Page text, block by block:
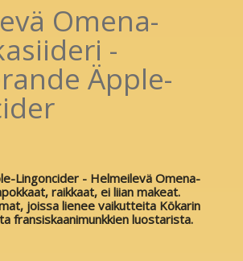
Omena-
-
Äpple-
Lingoncider - Helmeilevä Omena-
raikkaat, ei liian makeat.
joissa lienee vaikutteita Kökarin
fransiskaanimunkkien luostarista.